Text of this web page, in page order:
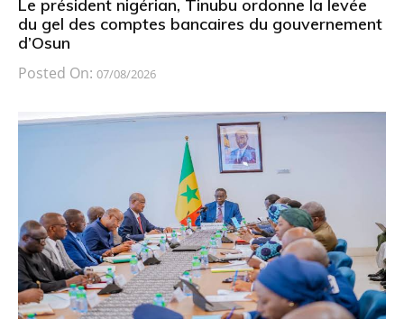
Le président nigérian, Tinubu ordonne la levée
du gel des comptes bancaires du gouvernement
d’Osun
Posted On: 07/08/2026